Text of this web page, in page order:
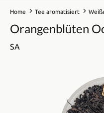
Home Tee aromatisiert
Orangenblüten
SA
Bildergalerie überspringen